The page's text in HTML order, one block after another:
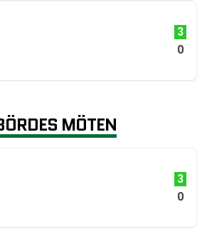
3
0
MÖTEN
3
0